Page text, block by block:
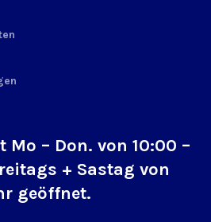
Mo – Don. von 10:00 –
+ Sastag von
geöffnet.